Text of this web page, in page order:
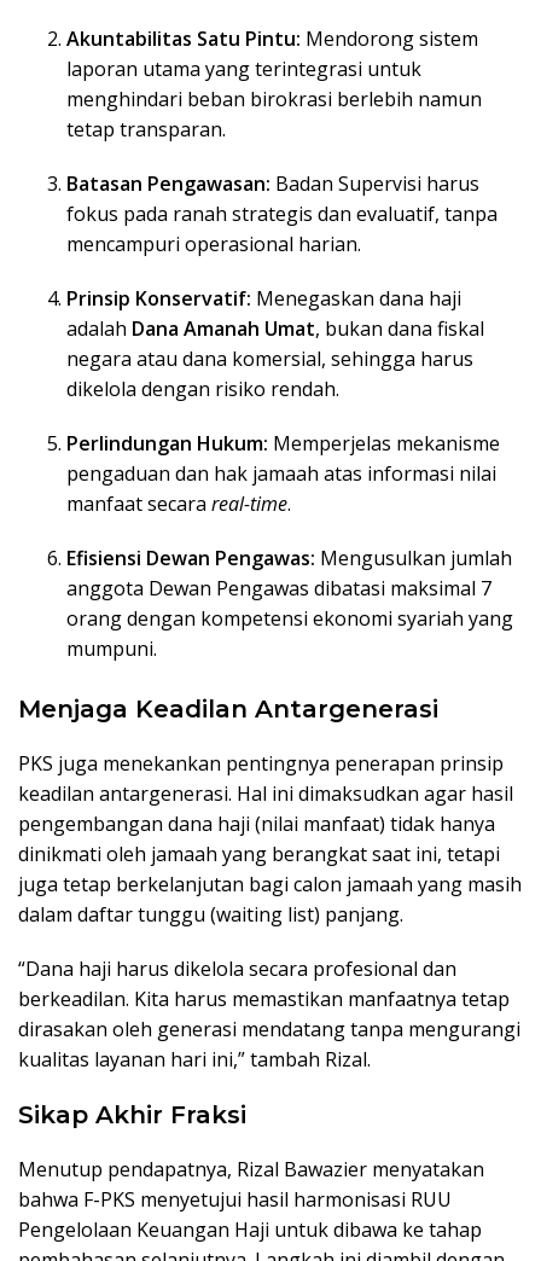
Akuntabilitas Satu Pintu: Mendorong sistem
laporan utama yang terintegrasi untuk
menghindari beban birokrasi berlebih namun
tetap transparan.
Batasan Pengawasan: Badan Supervisi harus
fokus pada ranah strategis dan evaluatif, tanpa
mencampuri operasional harian.
Prinsip Konservatif: Menegaskan dana haji
adalah Dana Amanah Umat, bukan dana fiskal
negara atau dana komersial, sehingga harus
dikelola dengan risiko rendah.
Perlindungan Hukum: Memperjelas mekanisme
pengaduan dan hak jamaah atas informasi nilai
manfaat secara real-time.
Efisiensi Dewan Pengawas: Mengusulkan jumlah
anggota Dewan Pengawas dibatasi maksimal 7
orang dengan kompetensi ekonomi syariah yang
mumpuni.
Menjaga Keadilan Antargenerasi
PKS juga menekankan pentingnya penerapan prinsip
keadilan antargenerasi. Hal ini dimaksudkan agar hasil
pengembangan dana haji (nilai manfaat) tidak hanya
dinikmati oleh jamaah yang berangkat saat ini, tetapi
juga tetap berkelanjutan bagi calon jamaah yang masih
dalam daftar tunggu (waiting list) panjang.
“Dana haji harus dikelola secara profesional dan
berkeadilan. Kita harus memastikan manfaatnya tetap
dirasakan oleh generasi mendatang tanpa mengurangi
kualitas layanan hari ini,” tambah Rizal.
Sikap Akhir Fraksi
Menutup pendapatnya, Rizal Bawazier menyatakan
bahwa F-PKS menyetujui hasil harmonisasi RUU
Pengelolaan Keuangan Haji untuk dibawa ke tahap